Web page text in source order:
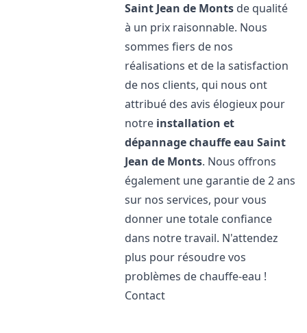
Saint Jean de Monts de qualité
à un prix raisonnable. Nous
sommes fiers de nos
réalisations et de la satisfaction
de nos clients, qui nous ont
attribué des avis élogieux pour
notre installation et
dépannage chauffe eau Saint
Jean de Monts. Nous offrons
également une garantie de 2 ans
sur nos services, pour vous
donner une totale confiance
dans notre travail. N'attendez
plus pour résoudre vos
problèmes de chauffe-eau !
Contact